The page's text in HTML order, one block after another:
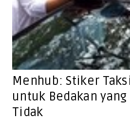
Menhub: Stiker
untuk Bedakan
Tidak